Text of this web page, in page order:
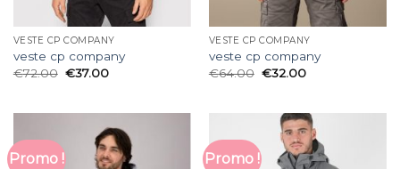
VESTE CP COMPANY
veste cp company
€72.00 €37.00
VESTE CP COMPANY
veste cp company
€64.00 €32.00
Promo ! Promo !